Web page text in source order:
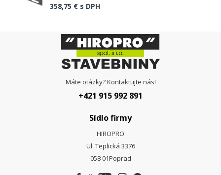
358,75 € s DPH
Máte otázky? Kontaktujte nás!
+421 915 992 891
Sídlo firmy
HIROPRO
Ul. Teplická 3376
058 01Poprad